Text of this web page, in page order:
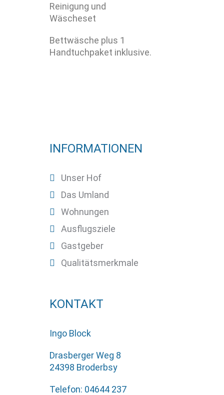
Reinigung und
Wäscheset
Bettwäsche plus 1
Handtuchpaket inklusive.
INFORMATIONEN
Unser Hof
Das Umland
Wohnungen
Ausflugsziele
Gastgeber
Qualitätsmerkmale
KONTAKT
Ingo Block
Drasberger Weg 8
24398 Broderbsy
Telefon: 04644 237